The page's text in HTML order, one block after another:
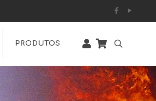
PRODUTOS